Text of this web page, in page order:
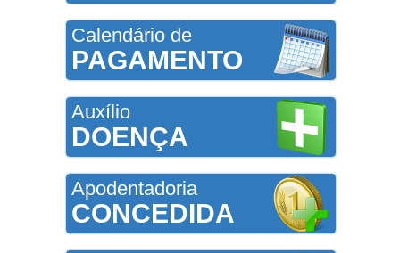
Calendário de
PAGAMENTO
Auxílio
DOENÇA
Apodentadoria
CONCEDIDA